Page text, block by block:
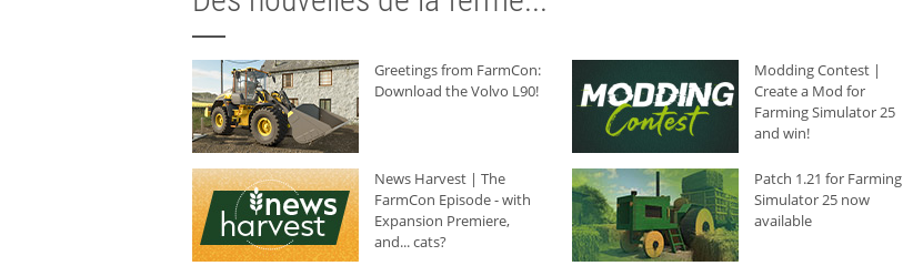
Greetings from FarmCon:
Download the Volvo L90!
Modding Contest |
Create a Mod for
Farming Simulator 25
and win!
News Harvest | The
FarmCon Episode - with
Expansion Premiere,
and... cats?
Patch 1.21 for Farming
Simulator 25 now
available